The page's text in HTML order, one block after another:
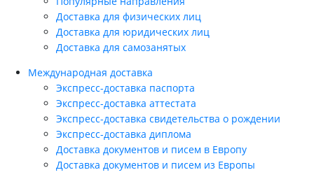
Доставка для физических лиц
Доставка для юридических лиц
Доставка для самозанятых
Международная доставка
Экспресс-доставка паспорта
Экспресс-доставка аттестата
Экспресс-доставка свидетельства о рождении
Экспресс-доставка диплома
Доставка документов и писем в Европу
Доставка документов и писем из Европы